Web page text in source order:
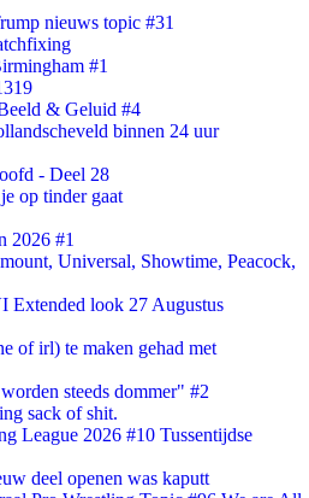
nieuws topic #31
#1
& Geluid #4
binnen 24 uur
- Deel 28
op tinder gaat
2026 #1
Universal, Showtime, Peacock,
look 27 Augustus
of irl) te maken gehad met
steeds dommer" #2
sack of shit.
League 2026 #10 Tussentijdse
deel openen was kaputt